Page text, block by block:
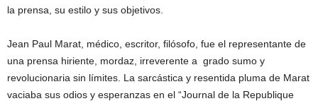
la prensa, su estilo y sus objetivos.
Jean Paul Marat, médico, escritor, filósofo, fue el representante de
una prensa hiriente, mordaz, irreverente a grado sumo y
revolucionaria sin límites. La sarcástica y resentida pluma de Marat
vaciaba sus odios y esperanzas en el “Journal de la Republique